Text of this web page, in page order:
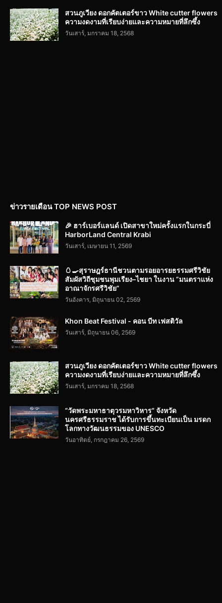
สวนภูเวียง ดอกคัตเตอร์ขาว White cutter flowers
ความงดงามที่เรียบง่ายและความหมายที่ลึกซึ้ง
วันเสาร์, มกราคม 18, 2568
ข่าวรายเดือน TOP NEWS POST
🎉 ฮาร์เบอร์แลนด์ เปิดสาขาใหม่ครั้งแรกในกระบี่
HarborLand Central Krabi
วันเสาร์, เมษายน 11, 2569
🥚🍳สุราษฎร์ธานีชวนตามรอยอารยธรรมศรีวิชัย
สัมผัสวิถีชุมชนพุมเรียง–ไชยา ในงาน “มนตราแห่ง
อาณาจักรศรีวิชัย”
วันอังคาร, มิถุนายน 02, 2569
Khon Beat Festival - คอน บีท เฟสติวัล
วันเสาร์, มิถุนายน 06, 2569
สวนภูเวียง ดอกคัตเตอร์ขาว White cutter flowers
ความงดงามที่เรียบง่ายและความหมายที่ลึกซึ้ง
วันเสาร์, มกราคม 18, 2568
“วัดพระมหาธาตุวรมหาวิหาร” จังหวัด
นครศรีธรรมราช ได้รับการขึ้นทะเบียนเป็น มรดก
โลกทางวัฒนธรรมของ UNESCO
วันอาทิตย์, กรกฎาคม 26, 2569